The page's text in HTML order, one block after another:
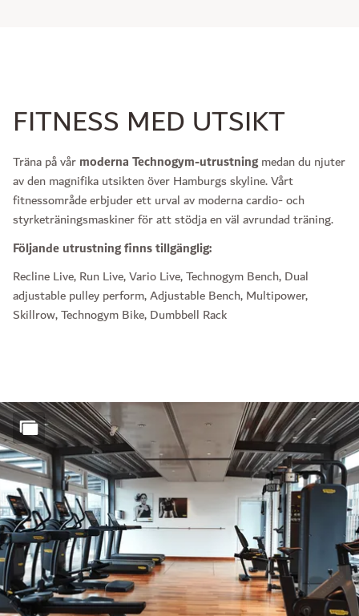
FITNESS MED UTSIKT
Träna på vårmoderna Technogym-utrustningmedan du njuter
av den magnifika utsikten över Hamburgs skyline. Vårt
fitnessområde erbjuder ett urval av moderna cardio- och
styrketräningsmaskiner för att stödja en väl avrundad träning.
Följande utrustning finns tillgänglig:
Recline Live, Run Live, Vario Live, Technogym Bench, Dual
adjustable pulley perform, Adjustable Bench, Multipower,
Skillrow, Technogym Bike, Dumbbell Rack